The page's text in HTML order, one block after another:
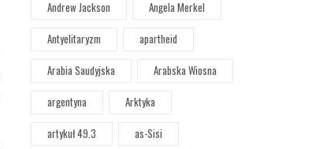
Andrew Jackson
Angela Merkel
Antyelitaryzm
apartheid
Arabia Saudyjska
Arabska Wiosna
argentyna
Arktyka
artykuł 49.3
as-Sisi